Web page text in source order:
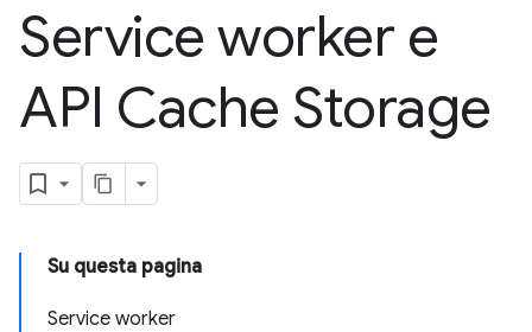
Service worker e
API Cache Storage
Su questa pagina
Service worker